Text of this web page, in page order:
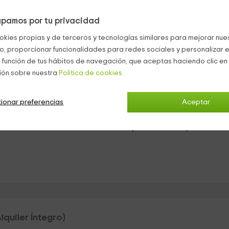
por tu privacidad
propias y de terceros y tecnologías similares para mejorar
proporcionar funcionalidades para redes sociales y personalizar
de tus hábitos de navegación, que aceptas haciendo clic
sobre nuestra Política de cookies.
Aceptar
preferencias
y sus viviendas. Por eso se han creado multitud de
de dartemasajes. Además. hay unjacuzziexterior y una gran
comedor y cocina
con vistas a la piscina, o bien una zona
Íntegro)